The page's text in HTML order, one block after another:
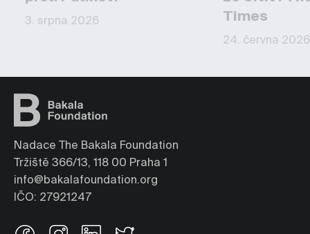
3. srpna 2026
Times
24. června 2026
Nadace The Bakala Foundation
Tržiště 366/13, 118 00 Praha 1
info@bakalafoundation.org
IČO: 27921247